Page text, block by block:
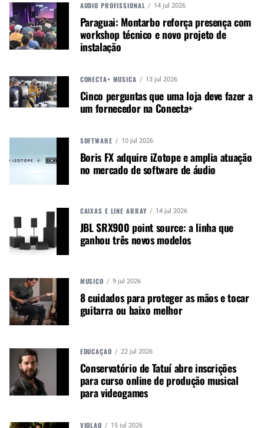
criativa (núcleo móvel).
Um controle DMX padrão oferece infinitas
possibilidades para personalizar as saídas a
16, 32, 64, 128 até 256 feixes), dimmer e controle
RGB para cada um dos 8 tilts do espelho e um
shutter eletrônico.
tipo de show ou evento graças ao seu design
compacto, versatilidade e baixos requisitos
logísticos.
VEJA MAIS NO VÍDEO A SEGUIR.
Autor:Redação M&M
AUDIO PROFISSIONAL 14 jul 2026
Paraguai: Montarbo reforça presença com
workshop técnico e novo projeto de
instalação
CONECTA+ MÚSICA 13 jul 2026
Cinco perguntas que uma loja deve fazer a
um fornecedor na Conecta+
SOFTWARE 10 jul 2026
Boris FX adquire iZotope e amplia atuação
no mercado de software de áudio
CAIXAS E LINE ARRAY 14 jul 2026
JBL SRX900 point source: a linha que
ganhou três novos modelos
MÚSICO 9 jul 2026
8 cuidados para proteger as mãos e tocar
guitarra ou baixo melhor
EDUCAÇÃO 22 jul 2026
Conservatório de Tatuí abre inscrições
para curso online de produção musical
para videogames
VIOLÃO 15 jul 2026